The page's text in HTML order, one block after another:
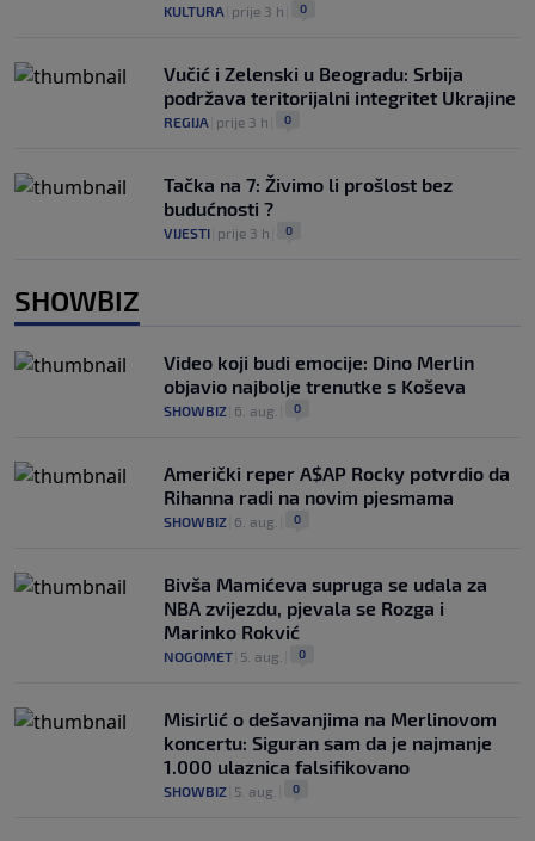
KULTURA prije 3 h 0
Vučić i Zelenski u Beogradu: Srbija
podržava teritorijalni integritet Ukrajine
REGIJA prije 3 h 0
Tačka na 7: Živimo li prošlost bez
budućnosti ?
VIJESTI prije 3 h 0
SHOWBIZ
Video koji budi emocije: Dino Merlin
objavio najbolje trenutke s Koševa
SHOWBIZ 6. aug. 0
Američki reper A$AP Rocky potvrdio da
Rihanna radi na novim pjesmama
SHOWBIZ 6. aug. 0
Bivša Mamićeva supruga se udala za
NBA zvijezdu, pjevala se Rozga i
Marinko Rokvić
NOGOMET 5. aug. 0
Misirlić o dešavanjima na Merlinovom
koncertu: Siguran sam da je najmanje
1.000 ulaznica falsifikovano
SHOWBIZ 5. aug. 0